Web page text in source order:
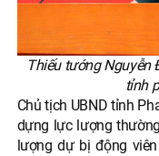
Thiếu tướng Nguyễn
tỉnh
Chủ tịch UBND tỉnh
dựng lực lượng
lượng dự bị động